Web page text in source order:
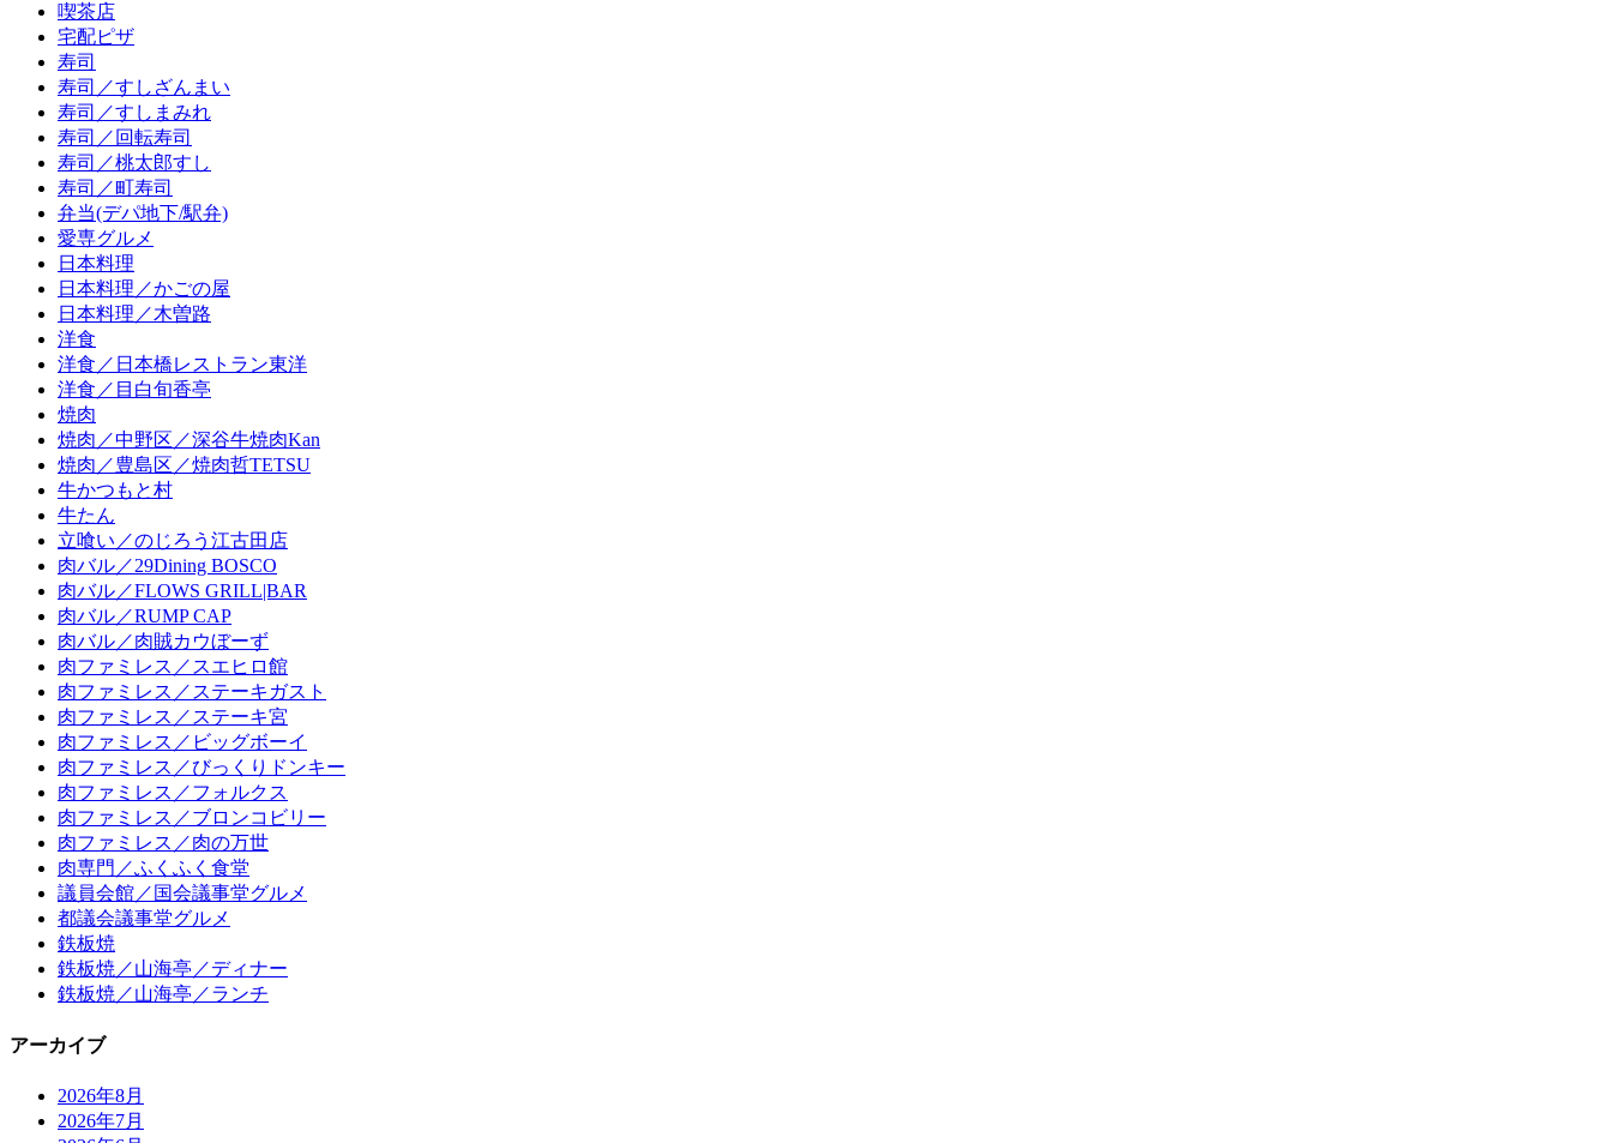
喫茶店
宅配ピザ
寿司
寿司／すしざんまい
寿司／すしまみれ
寿司／回転寿司
寿司／桃太郎すし
寿司／町寿司
弁当(デパ地下/駅弁)
愛専グルメ
日本料理
日本料理／かごの屋
日本料理／木曽路
洋食
洋食／日本橋レストラン東洋
洋食／目白旬香亭
焼肉
焼肉／中野区／深谷牛焼肉Kan
焼肉／豊島区／焼肉哲TETSU
牛かつもと村
牛たん
立喰い／のじろう江古田店
肉バル／29Dining BOSCO
肉バル／FLOWS GRILL|BAR
肉バル／RUMP CAP
肉バル／肉賊カウぼーず
肉ファミレス／スエヒロ館
肉ファミレス／ステーキガスト
肉ファミレス／ステーキ宮
肉ファミレス／ビッグボーイ
肉ファミレス／びっくりドンキー
肉ファミレス／フォルクス
肉ファミレス／ブロンコビリー
肉ファミレス／肉の万世
肉専門／ふくふく食堂
議員会館／国会議事堂グルメ
都議会議事堂グルメ
鉄板焼
鉄板焼／山海亭／ディナー
鉄板焼／山海亭／ランチ
アーカイブ
2026年8月
2026年7月